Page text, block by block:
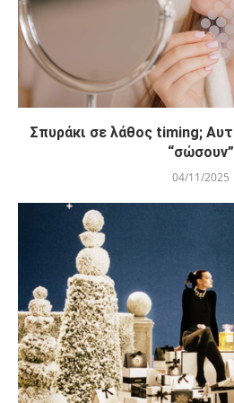
Σπυράκι σε λάθος timing;
“σώσουν”
04/11/2025